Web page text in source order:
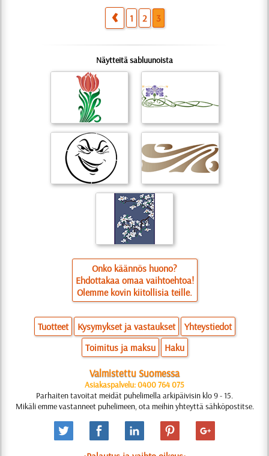
1 2 3
Näytteitä sabluunoista
Onko käännös huono?
Ehdottakaa omaa vaihtoehtoa!
Olemme kovin kiitollisia teille.
Tuotteet Kysymykset ja vastaukset
Yhteystiedot
Toimitus ja maksu
Haku
Valmistettu Suomessa
Asiakaspalvelu: 0400 764 075
Parhaiten tavoitat meidät puhelimella arkipäivisin klo 9 - 15.
Mikäli emme vastanneet puhelimeen, ota meihin yhteyttä sähköpostitse.